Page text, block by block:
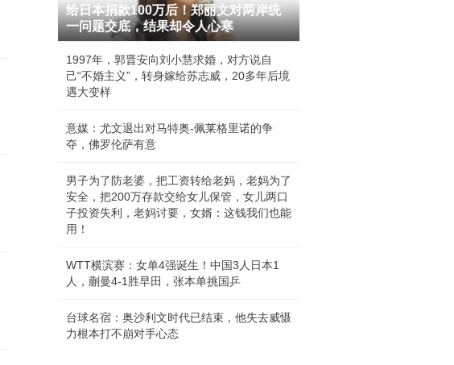
2
给日本捐款100万后！郑丽文对两岸统
一问题交底，结果却令人心寒
1997年，郭晋安向刘小慧求婚，对方说自
己“不婚主义”，转身嫁给苏志威，20多年后境
遇大变样
意媒：尤文退出对马特奥-佩莱格里诺的争
夺，佛罗伦萨有意
男子为了防老婆，把工资转给老妈，老妈为了
安全，把200万存款交给女儿保管，女儿两口
子投资失利，老妈讨要，女婿：这钱我们也能
用！
WTT横滨赛：女单4强诞生！中国3人日本1
人，蒯曼4-1胜早田，张本单挑国乒
台球名宿：奥沙利文时代已结束，他失去威慑
力根本打不崩对手心态